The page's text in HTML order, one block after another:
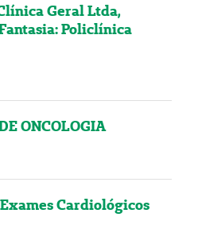
Geral Ltda,
Policlínica
ONCOLOGIA
Cardiológicos